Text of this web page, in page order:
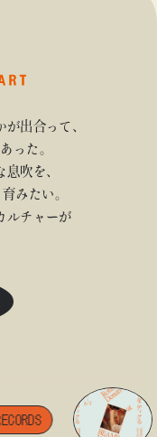
出合って、
った。
吹を、
みたい。
ルチャーが